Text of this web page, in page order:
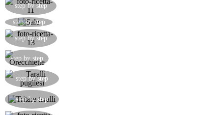
step by step
step by step
step by step
step by step
step by step
step by step